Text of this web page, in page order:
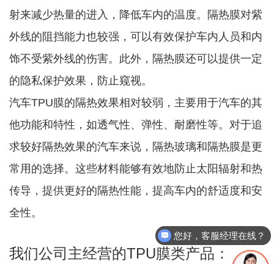
射来减少热量的进入，降低车内的温度。隔热膜对紫
外线的阻挡能力也较强，可以有效保护车内人员和内
饰不受紫外线的伤害。此外，隔热膜还可以提供一定
的隐私保护效果，防止窥视。
汽车TPU膜的隔热效果相对较弱，主要用于汽车的其
他功能和特性，如透气性、弹性、耐磨性等。对于追
求较好隔热效果的汽车来说，隔热玻璃和隔热膜是更
常用的选择。这些材料能够有效地防止太阳辐射和热
传导，提供更好的隔热性能，提高车内的舒适度和安
全性。
我们公司主经营的TPU膜类产品：
您好，客服经理在线？